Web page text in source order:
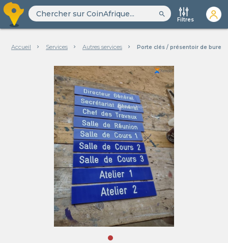
search
Filtres
Accueil Services Autres services Porte clés / présentoir de bureau